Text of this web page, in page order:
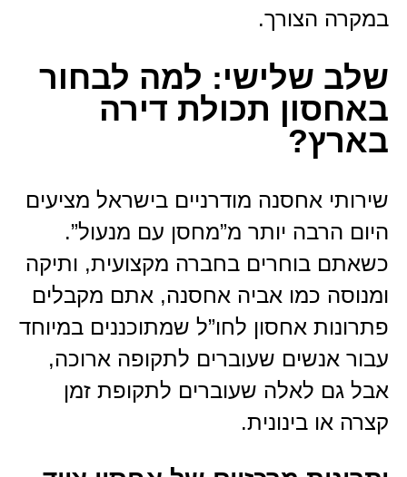
במקרה הצורך.
שלב שלישי: למה לבחור
באחסון תכולת דירה
בארץ?
שירותי אחסנה מודרניים בישראל מציעים
היום הרבה יותר מ”מחסן עם מנעול”.
כשאתם בוחרים בחברה מקצועית, ותיקה
ומנוסה כמו אביה אחסנה, אתם מקבלים
פתרונות אחסון לחו”ל שמתוכננים במיוחד
עבור אנשים שעוברים לתקופה ארוכה,
אבל גם לאלה שעוברים לתקופת זמן
קצרה או בינונית.